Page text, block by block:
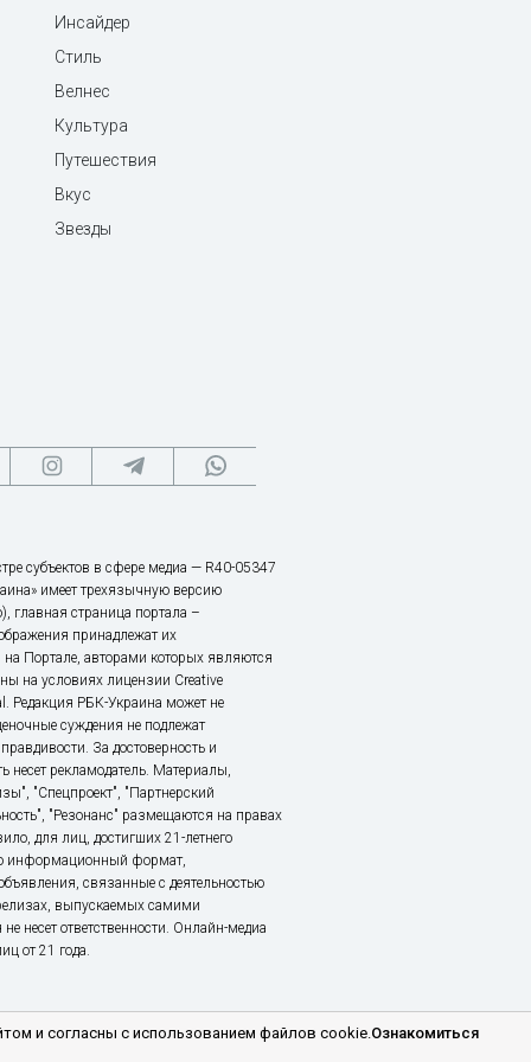
Инсайдер
Стиль
Велнес
Культура
Путешествия
Вкус
Звезды
субъектов в сфере медиа — R40-05347
имеет трехязычную версию
главная страница портала –
принадлежат их
Портале, авторами которых являются
на условиях лицензии Creative
Редакция РБК-Украина может не
суждения не подлежат
За достоверность и
несет рекламодатель. Материалы,
"Спецпроект", "Партнерский
"Резонанс" размещаются на правах
для лиц, достигших 21-летнего
информационный формат,
связанные с деятельностью
выпускаемых самими
несет ответственности. Онлайн-медиа
от 21 года.
и согласны с использованием файлов cookie.Ознакомиться